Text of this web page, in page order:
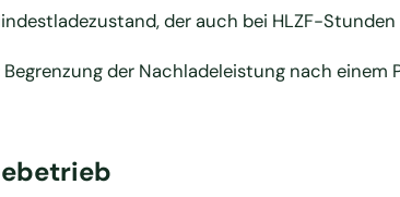
der auch bei HLZF-
Begrenzung der Nachladeleistung nach einem